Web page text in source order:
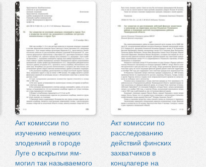
Акт комиссии по
изучению немецких
злодеяний в городе
Луге о вскрытии ям-
могил так называемого
Акт комиссии по
расследованию
действий финских
захватчиков в
концлагере на